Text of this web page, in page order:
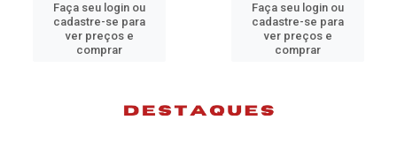
Faça seu login ou
cadastre-se para
ver preços e
comprar
Faça seu login ou
cadastre-se para
ver preços e
comprar